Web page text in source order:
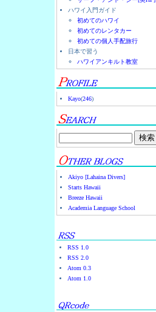
ハワイ入門ガイド
初めてのハワイ
初めてのレンタカー
初めての個人手配旅行
日本で習う
ハワイアンキルト教室
Kayo(246)
Akiyo [Lahaina Divers]
Starts Hawaii
Breeze Hawaii
Academia Language School
RSS 1.0
RSS 2.0
Atom 0.3
Atom 1.0